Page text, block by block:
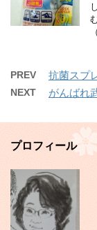
PREV 抗菌スプ
NEXT がんばれ
プロフィール